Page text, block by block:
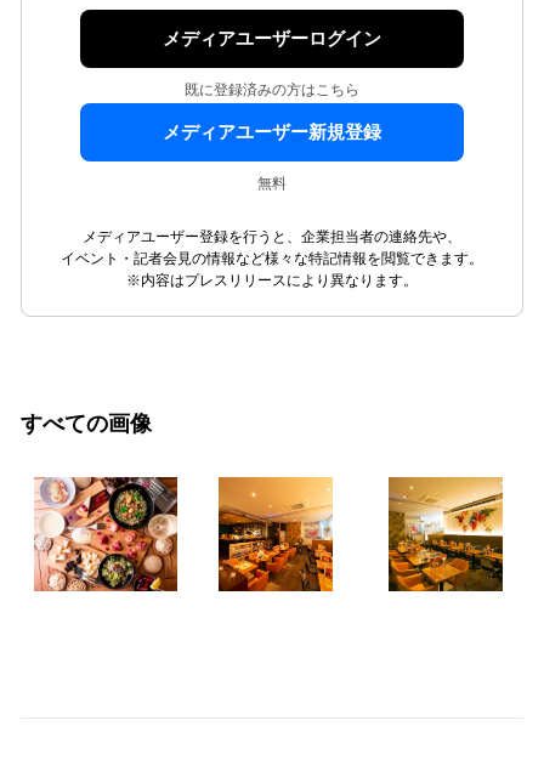
メディアユーザーログイン
既に登録済みの方はこちら
メディアユーザー新規登録
無料
メディアユーザー登録を行うと、企業担当者の連絡先や、
イベント・記者会見の情報など様々な特記情報を閲覧できます。
※内容はプレスリリースにより異なります。
すべての画像